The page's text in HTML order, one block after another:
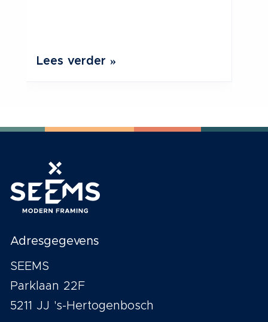
Lees verder »
Adresgegevens
SEEMS
Parklaan 22F
5211 JJ 's-Hertogenbosch